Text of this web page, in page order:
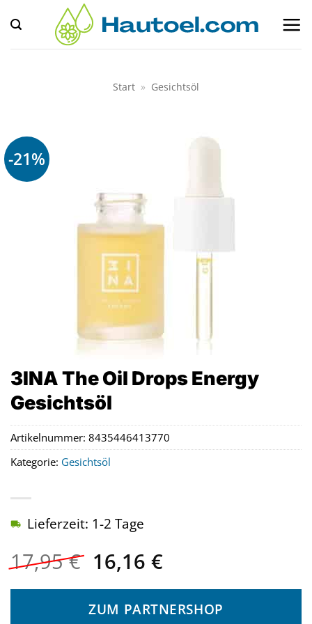
Inhalt
springen
Start » Gesichtsöl
-21%
3INA The Oil Drops Energy
Gesichtsöl
17,95€ Ursprünglicher
Preis
war:
16,16 €Aktueller
ist:
Lieferzeit: 1-2 Tage
ZUM PARTNERSHOP
Artikelnummer: 8435446413770
Kategorie: Gesichtsöl